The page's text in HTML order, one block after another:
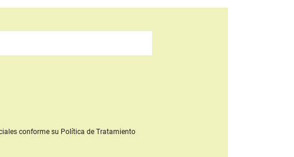
conforme su Política de Tratamiento